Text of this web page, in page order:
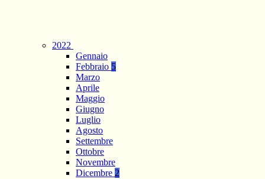
2022
Gennaio
Febbraio 5
Marzo
Aprile
Maggio
Giugno
Luglio
Agosto
Settembre
Ottobre
Novembre
Dicembre 2